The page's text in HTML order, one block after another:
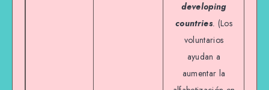
developing
countries. (Los
voluntarios
ayudan a
aumentar la